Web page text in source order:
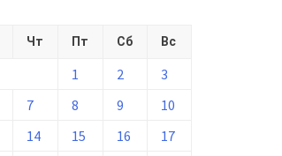
Чт Пт Сб Вс
1 2
3
7 8 9
10
14 15 16
17